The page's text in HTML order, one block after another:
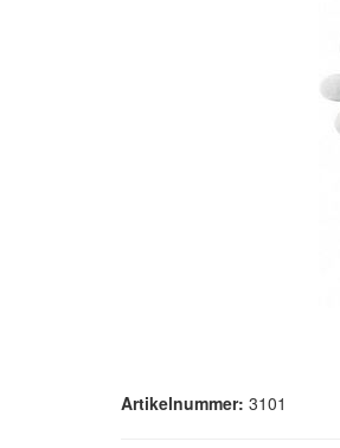
Artikelnummer: 3101